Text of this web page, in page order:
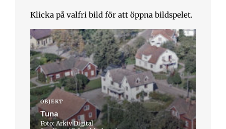
Klicka på valfri bild för att öppna bildspelet.
OBJEKT
Tuna
Foto: Arkiv Digital